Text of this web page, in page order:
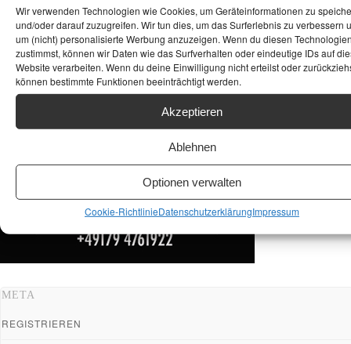
Wir verwenden Technologien wie Cookies, um Geräteinformationen zu
und/oder darauf zuzugreifen. Wir tun dies, um das Surferlebnis zu verbessern
um (nicht) personalisierte Werbung anzuzeigen. Wenn du diesen
zustimmst, können wir Daten wie das Surfverhalten oder eindeutige IDs auf
Website verarbeiten. Wenn du deine Einwilligung nicht erteilst oder
können bestimmte Funktionen beeinträchtigt werden.
Akzeptieren
Ablehnen
Optionen verwalten
Cookie-RichtlinieDatenschutzerklärungImpressum
META
REGISTRIEREN